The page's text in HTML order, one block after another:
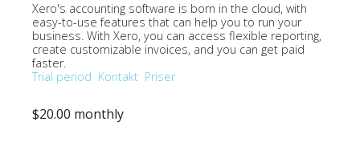
Xero's accounting software is born in the cloud, with
easy-to-use features that can help you to run your
business. With Xero, you can access flexible reporting,
create customizable invoices, and you can get paid
faster.
Trial period Kontakt Priser
$20.00 monthly